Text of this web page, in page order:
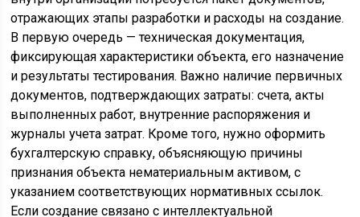
отражающих этапы разработки и расходы на создание.
В первую очередь — техническая документация,
фиксирующая характеристики объекта, его назначение
и результаты тестирования. Важно наличие первичных
документов, подтверждающих затраты: счета, акты
выполненных работ, внутренние распоряжения и
журналы учета затрат. Кроме того, нужно оформить
бухгалтерскую справку, объясняющую причины
признания объекта нематериальным активом, с
указанием соответствующих нормативных ссылок.
Если создание связано с интеллектуальной